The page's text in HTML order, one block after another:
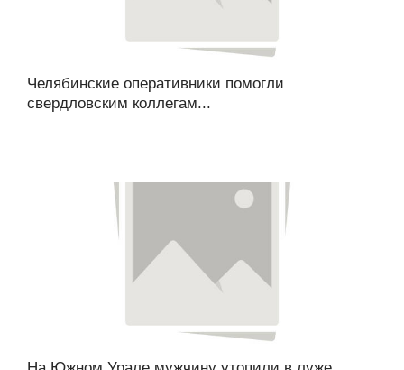
Челябинские оперативники помогли
свердловским коллегам...